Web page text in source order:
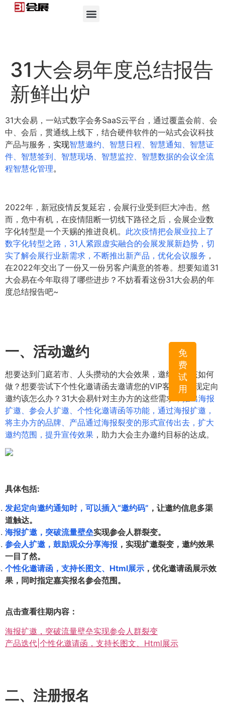
免
费
试
用
31大会易年度总结报告
新鲜出炉
31大会易，一站式数字会务SaaS云平台，通过覆盖会前、会
中、会后，贯通线上线下，结合硬件软件的一站式会议科技
产品与服务， 实现智慧邀约、智慧日程、智慧通知、智慧证
件、智慧签到、智慧现场、智慧监控、智慧数据的会议全流
程智慧化管理。
2022年，新冠疫情反复延宕，会展行业受到巨大冲击。然
而，危中有机，在疫情阻断一切线下路径之后，会展企业数
字化转型是一个天赐的推进良机。 此次疫情把会展业拉上了
数字化转型之路，31人紧跟虚实融合的会展发展新趋势，切
实了解会展行业新需求，不断推出新产品，优化会议服务 ，
在2022年交出了一份又一份另客户满意的答卷。想要知道31
大会易在今年取得了哪些进步？不妨看看这份31大会易的年
度总结报告吧~
一、活动邀约
想要达到门庭若市、人头攒动的大会效果，邀约工作该如何
做？想要尝试下个性化邀请函去邀请您的VIP客户，实现定向
邀约该怎么办？31大会易针对主办方的这些需求，
推出海报
扩邀、参会人扩邀、个性化邀请函等功能，通过海报扩邀，
将主办方的品牌、产品通过海报裂变的形式宣传出去，扩大
邀约范围，提升宣传效果 ，助力大会主办邀约目标的达成。
具体包括:
发起定向邀约通知时，可以插入“邀约码” ，让邀约信息多渠
道触达。
海报扩邀，突破流量壁垒实现参会人群裂变。
参会人扩邀，鼓励观众分享海报 ，实现扩邀裂变，邀约效果
一目了然。
个性化邀请函，支持长图文、Html展示 ，优化邀请函展示效
果，同时指定嘉宾报名参会范围。
点击查看往期内容：
海报扩邀，突破流量壁垒实现参会人群裂变
产品迭代|个性化邀请函，支持长图文、Html展示
二、注册报名